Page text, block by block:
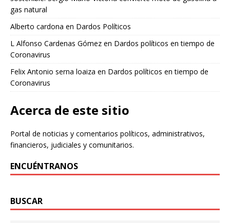
gas natural
Alberto cardona en Dardos Políticos
L Alfonso Cardenas Gómez en Dardos políticos en tiempo de
Coronavirus
Felix Antonio serna loaiza en Dardos políticos en tiempo de
Coronavirus
Acerca de este sitio
Portal de noticias y comentarios políticos, administrativos,
financieros, judiciales y comunitarios.
ENCUÉNTRANOS
BUSCAR